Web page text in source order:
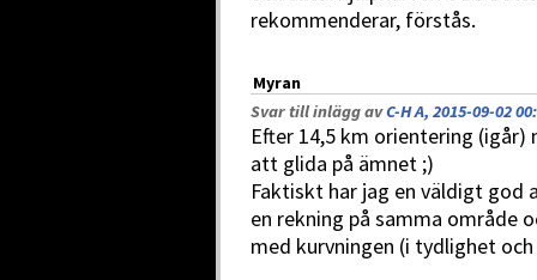
rekommenderar, förstås.
Myran
Svar till inlägg avC-H A, 2015-09-02
Efter 14,5 km orientering
att glida på ämnet ;)
Faktiskt har jag en väldigt
en rekning på samma område
med kurvningen (i tydlighet